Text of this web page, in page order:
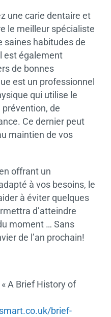
une carie dentaire et
le meilleur spécialiste
saines habitudes de
est également
de bonnes
est un professionnel
qui utilise le
de
Ce dernier peut
maintien de vos
offrant un
à vos besoins, le
à éviter quelques
d’atteindre
moment … Sans
de l’an prochain!
A Brief History of
brief-